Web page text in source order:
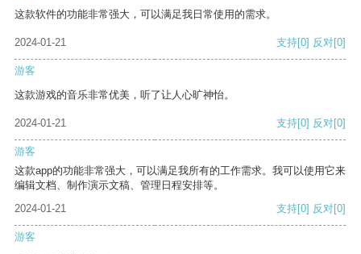
这款软件的功能非常强大，可以满足我日常使用的需求。
2024-01-21 支持[0] 反对[0]
游客
这款游戏的音乐非常优美，听了让人心旷神怡。
2024-01-21 支持[0] 反对[0]
游客
这款app的功能非常强大，可以满足我所有的工作需求。我可以使用它来
编辑文档、制作演示文稿、管理日程安排等。
2024-01-21
支持[0] 反对[0]
游客